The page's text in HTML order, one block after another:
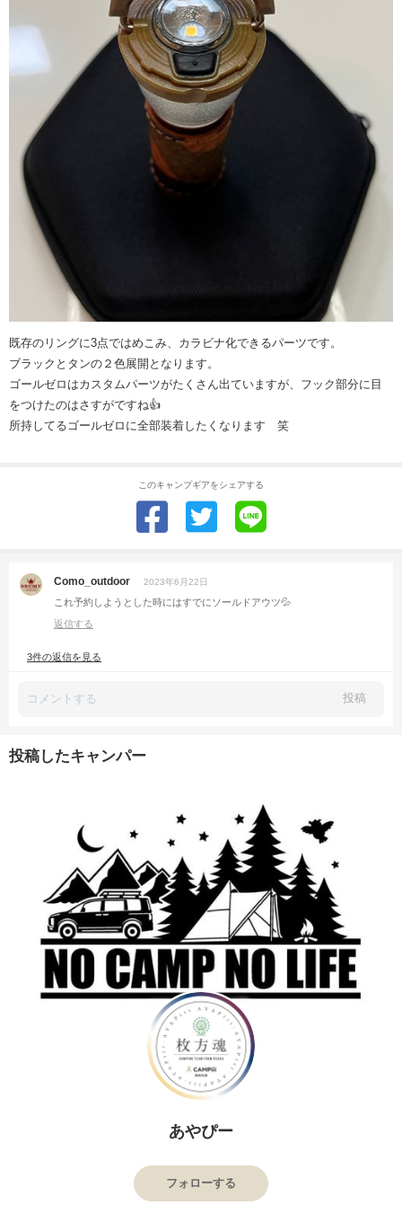
既存のリングに3点ではめこみ、カラビナ化できるパーツです。
ブラックとタンの２色展開となります。
ゴールゼロはカスタムパーツがたくさん出ていますが、フック部分に目
をつけたのはさすがですね👍
所持してるゴールゼロに全部装着したくなります 笑
このキャンプギアをシェアする
Como_outdoor 2023年6月22日
これ予約しようとした時にはすでにソールドアウツ💦
返信する
3件の返信を見る
投稿
投稿したキャンパー
あやぴー
フォローする